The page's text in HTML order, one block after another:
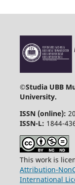
©Studia UBB
University.
ISSN (online):
ISSN-L: 1844-
This work is
Attribution-
International